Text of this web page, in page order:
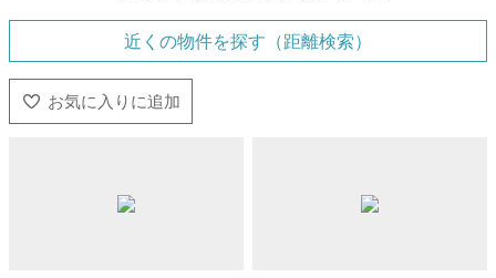
近くの物件を探す（距離検索）